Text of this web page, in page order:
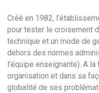
Créé en 1982,
pour tester le croisement
technique et un mode de
dehors des normes
l’équipe enseignante). A
organisation et dans sa
globalité de ses